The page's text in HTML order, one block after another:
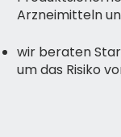
Arzneimitteln
wir beraten
um das Risiko